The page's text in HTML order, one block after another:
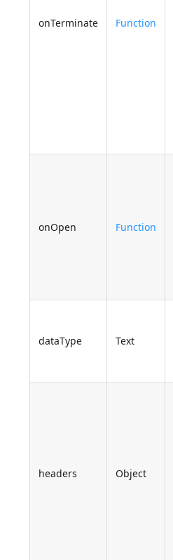
onTerminate Function
onOpen Function
dataType Text
headers Object